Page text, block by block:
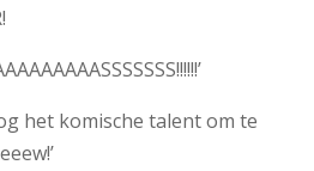
het komische talent om te